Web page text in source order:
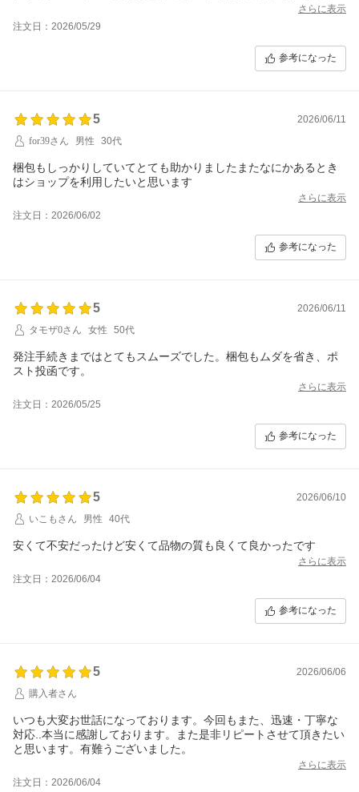
さらに表示
注文日：2026/05/29
参考になった
5
2026/06/11
for39さん
男性 30代
梱包もしっかりしていてとても助かりましたまたなにかあるとき
はショップを利用したいと思います
さらに表示
注文日：2026/06/02
参考になった
5
2026/06/11
タモザ0さん
女性 50代
発注手続きまではとてもスムーズでした。梱包もムダを省き、ポ
スト投函です。
さらに表示
注文日：2026/05/25
参考になった
5
2026/06/10
いこもさん
男性 40代
安くて不安だったけど安くて品物の質も良くて良かったです
さらに表示
注文日：2026/06/04
参考になった
5
2026/06/06
購入者さん
いつも大変お世話になっております。今回もまた、迅速・丁寧な
対応..本当に感謝しております。また是非リピートさせて頂きたい
と思います。有難うございました。
さらに表示
注文日：2026/06/04